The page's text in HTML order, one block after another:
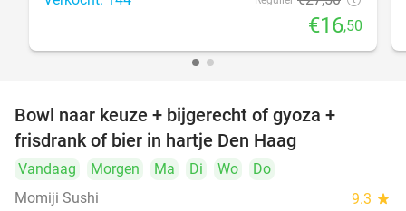
€16,50
Bowl naar keuze + bijgerecht of gyoza +
frisdrank of bier in hartje Den Haag
Vandaag Morgen Ma Di Wo
Do
Momiji Sushi
9.3 star